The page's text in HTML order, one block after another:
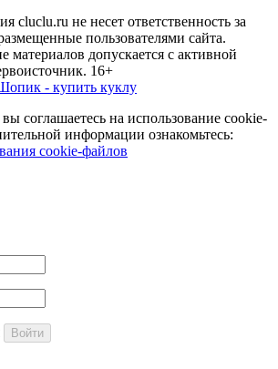
cluclu.ru не несет ответственность за
пользователями сайта.
материалов допускается с активной
16+
- купить куклу
соглашаетесь на использование cookie-
информации ознакомьтесь:
cookie-файлов
Войти